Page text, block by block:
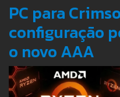
PC para
configuração
o novo AAA